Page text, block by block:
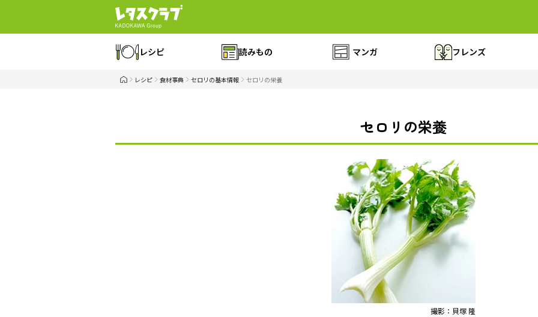
レシピ 読みもの マンガ フレンズ
レシピ 食材事典 セロリの基本情報 セロリの栄養
セロリの栄養
撮影：貝塚 隆